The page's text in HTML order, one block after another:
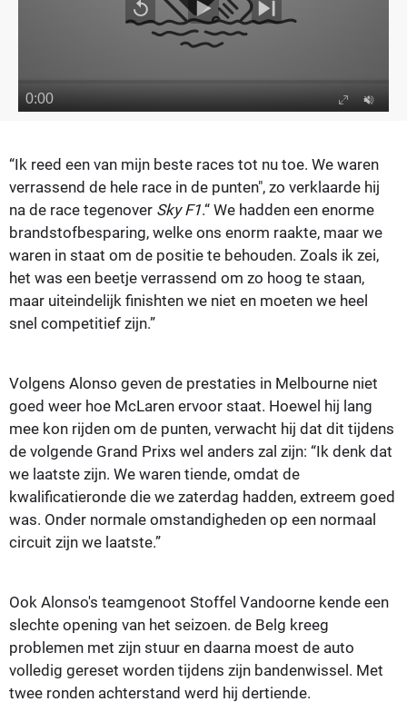
“Ik reed een van mijn beste races tot nu toe. We waren
verrassend de hele race in de punten", zo verklaarde hij
na de race tegenover Sky F1.“ We hadden een enorme
brandstofbesparing, welke ons enorm raakte, maar we
waren in staat om de positie te behouden. Zoals ik zei,
het was een beetje verrassend om zo hoog te staan,
maar uiteindelijk finishten we niet en moeten we heel
snel competitief zijn.”
Volgens Alonso geven de prestaties in Melbourne niet
goed weer hoe McLaren ervoor staat. Hoewel hij lang
mee kon rijden om de punten, verwacht hij dat dit tijdens
de volgende Grand Prixs wel anders zal zijn: “Ik denk dat
we laatste zijn. We waren tiende, omdat de
kwalificatieronde die we zaterdag hadden, extreem goed
was. Onder normale omstandigheden op een normaal
circuit zijn we laatste.”
Ook Alonso's teamgenoot Stoffel Vandoorne kende een
slechte opening van het seizoen. de Belg kreeg
problemen met zijn stuur en daarna moest de auto
volledig gereset worden tijdens zijn bandenwissel. Met
twee ronden achterstand werd hij dertiende.